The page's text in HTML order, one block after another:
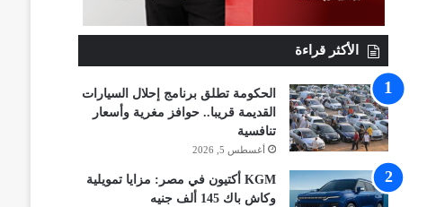
الأكثر قراءة
الحكومة تطلق برنامج إحلال السيارات
القديمة قريبا.. حوافز مغرية وأسعار
تنافسية
أغسطس 5, 2026
KGM أكتيون في مصر: مزايا تمويلية
وكاش باك 145 ألف جنيه